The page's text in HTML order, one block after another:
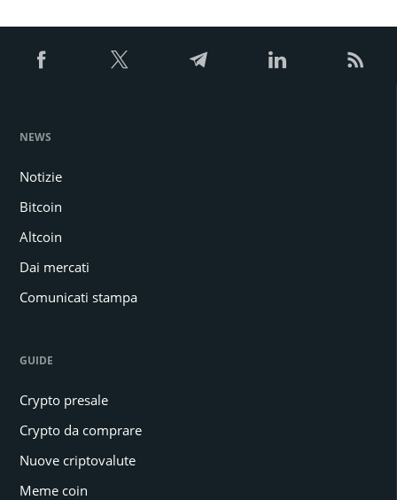
NEWS
Notizie
Bitcoin
Altcoin
Dai mercati
Comunicati stampa
GUIDE
Crypto presale
Crypto da comprare
Nuove criptovalute
Meme coin